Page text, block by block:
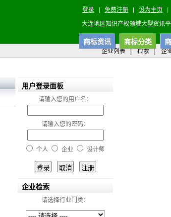
登录 免费注册 设为主页
大连地区知识产权领域大型资
商标资讯 商标分类
企业列表 检索 企
用户登录面板
请输入您的用户名：
请输入您的密码：
个人 企业 设计师
企业检索
请选择行业门类：